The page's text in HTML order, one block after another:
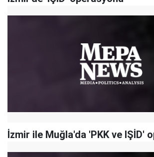
İzmir ile Muğla'da 'PKK ve IŞİD'